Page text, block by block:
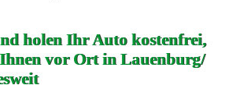
holen Ihr Auto kostenfrei,
vor Ort in Lauenburg/